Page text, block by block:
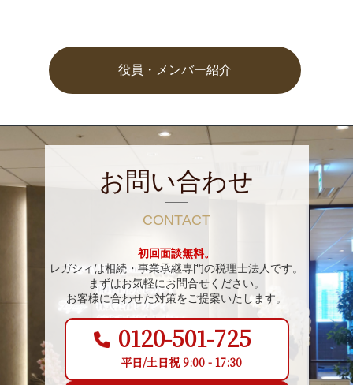
役員・メンバー紹介
お問い合わせ
CONTACT
初回面談無料。
レガシィは相続・事業承継専門の税理士法人です。
まずはお気軽にお問合せください。
お客様に合わせた対策をご提案いたします。
0120-501-725
平日/土日祝 9:00 - 17:30